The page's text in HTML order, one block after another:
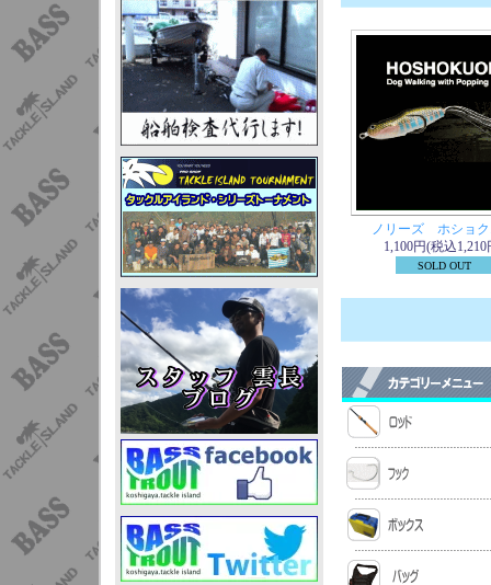
ノリーズ ホショ
1,100円(税込1,210
SOLD OUT